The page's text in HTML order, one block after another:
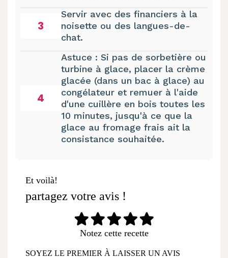
3
Servir avec des financiers à la
noisette ou des langues-de-
chat.
4
Astuce : Si pas de sorbetière ou
turbine à glace, placer la crème
glacée (dans un bac à glace) au
congélateur et remuer à l'aide
d'une cuillère en bois toutes les
10 minutes, jusqu'à ce que la
glace au fromage frais ait la
consistance souhaitée.
Et voilà!
partagez votre avis !
Notez cette recette
SOYEZ LE PREMIER À LAISSER UN AVIS